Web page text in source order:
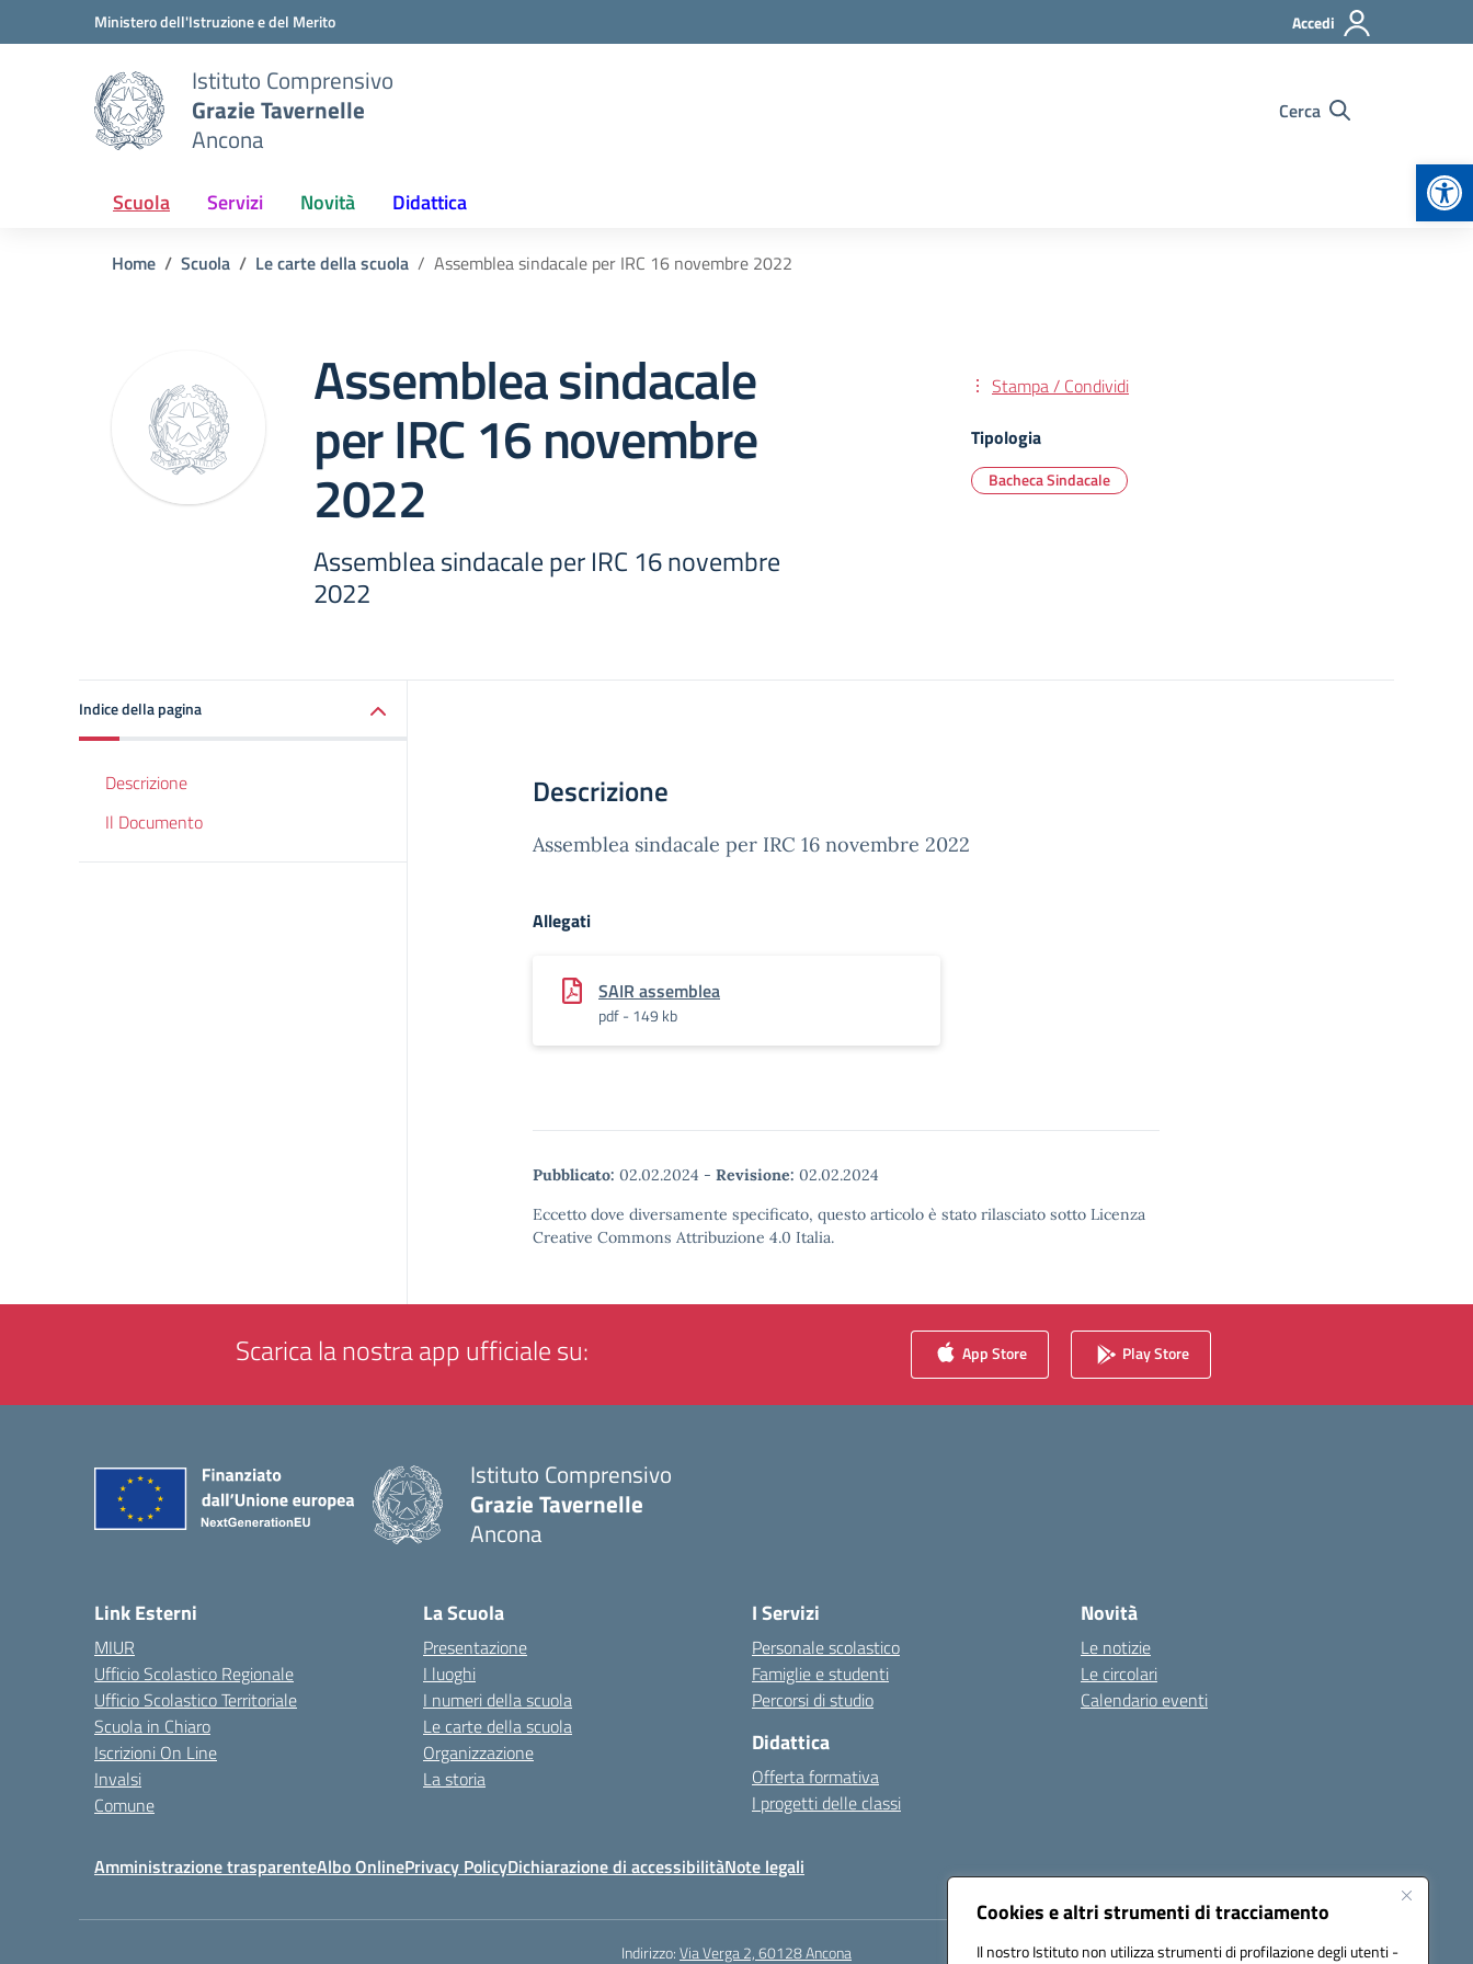
Cookies e altri strumenti di tracciamento
Il nostro Istituto non utilizza strumenti di profilazione degli utenti -
Vai ai contenuti
Vai al menu di navigazioneMinistero dell'Istruzione e del Merito Accedi
Istituto Comprensivo
Grazie Tavernelle
Ancona
Cerca
Scuola Servizi Novità Didattica
Home Scuola Le carte della scuola Assemblea sindacale per IRC 16 novembre 2022
Assemblea sindacale
per IRC 16 novembre
2022
Assemblea sindacale per IRC 16 novembre
2022
Stampa / Condividi
Tipologia
Bacheca Sindacale
Indice della pagina
Descrizione
Il Documento
Descrizione
Assemblea sindacale per IRC 16 novembre 2022
Allegati
SAIR assemblea
pdf - 149 kb
Pubblicato: 02.02.2024 - Revisione: 02.02.2024
Eccetto dove diversamente specificato, questo articolo è stato rilasciato sotto Licenza
Creative Commons Attribuzione 4.0 Italia.
Scarica la nostra app ufficiale su: App Store Play Store
Istituto Comprensivo
Grazie Tavernelle
Ancona
Link Esterni
MIUR
Ufficio Scolastico Regionale
Ufficio Scolastico Territoriale
Scuola in Chiaro
Iscrizioni On Line
Invalsi
Comune
La Scuola
Presentazione
I luoghi
I numeri della scuola
Le carte della scuola
Organizzazione
La storia
I Servizi
Personale scolastico
Famiglie e studenti
Percorsi di studio
Didattica
Offerta formativa
I progetti delle classi
Novità
Le notizie
Le circolari
Calendario eventi
Amministrazione trasparenteAlbo OnlinePrivacy PolicyDichiarazione di accessibilitàNote legali
Indirizzo:Via Verga 2, 60128 Ancona